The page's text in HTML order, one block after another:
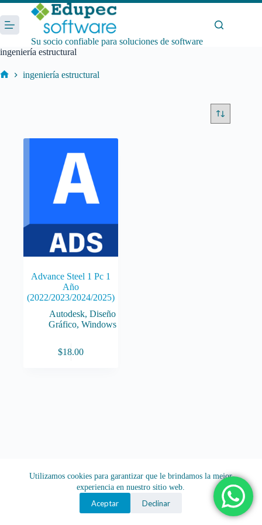
Saltar
al
contenido
Utilizamos cookies para garantizar que le brindamos la mejor
experiencia en nuestro sitio web.
Aceptar Declinar
Su socio confiable para soluciones de software
ingeniería estructural
ingeniería estructural
Advance Steel 1 Pc 1
Año
(2022/2023/2024/2025)
Autodesk,Diseño
Gráfico,Windows
$18.00